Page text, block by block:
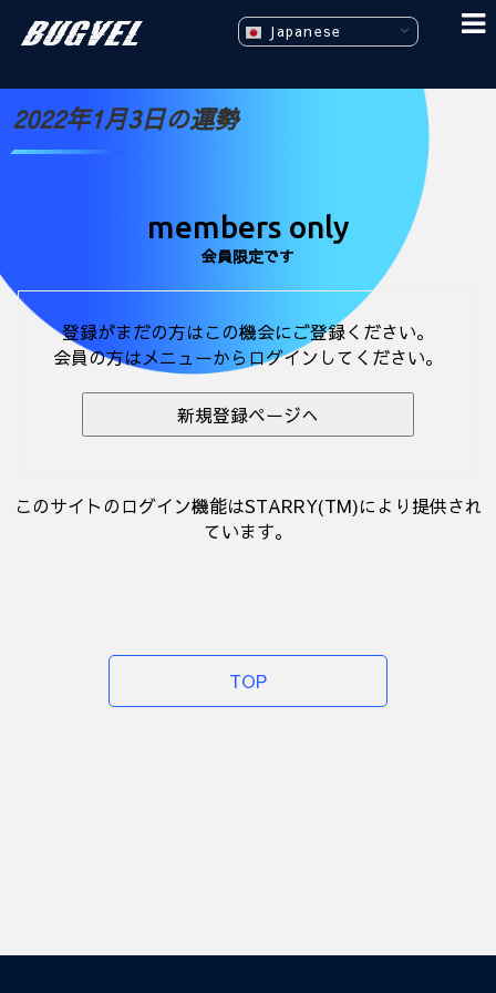
2022年1月3日の運勢
members only
会員限定です
登録がまだの方はこの機会にご登録ください。
会員の方はメニューからログインしてください。
新規登録ページへ
このサイトのログイン機能はSTARRY(TM)により提供され
ています。
TOP
Japanese